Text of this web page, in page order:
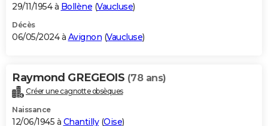
29/11/1954 à Bollène (Vaucluse)
Décès
06/05/2024 à Avignon (Vaucluse)
Raymond GREGEOIS (78 ans)
Créer une cagnotte obsèques
Naissance
12/06/1945 à Chantilly(Oise)